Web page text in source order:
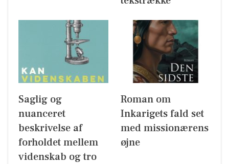
Saglig og
nuanceret
beskrivelse af
forholdet mellem
videnskab og tro
Roman om
Inkarigets fald set
med missionærens
øjne